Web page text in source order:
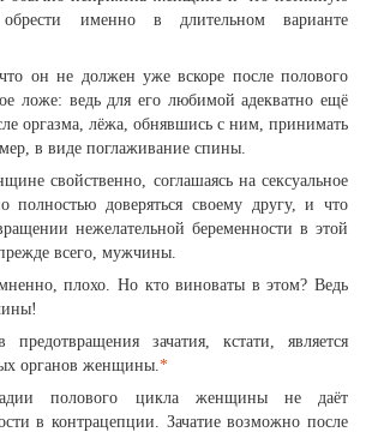
именно в длительном варианте
он не должен уже вскоре после полового
ложе: ведь для его любимой адекватно ещё
оргазма, лёжа, обнявшись с ним, принимать
в виде поглаживание спины.
свойственно, соглашаясь на сексуальное
полностью доверяться своему другу, и что
нежелательной беременности в этой
всего, мужчины.
плохо. Но кто виноваты в этом? Ведь
зачатия, кстати, является
органов женщины.*
полового цикла женщины не даёт
в контрацепции. Зачатие возможно после